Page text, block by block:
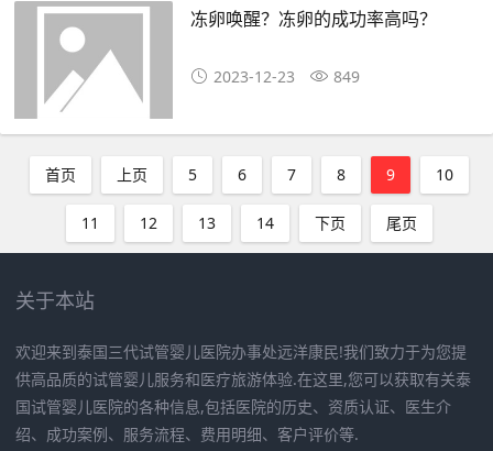
冻卵唤醒？冻卵的成功率高吗？
2023-12-23 849
首页 上页 5 6 7 8 9 10
11 12 13 14 下页 尾页
关于本站
欢迎来到泰国三代试管婴儿医院办事处远洋康民!我们致力于为您提
供高品质的试管婴儿服务和医疗旅游体验.在这里,您可以获取有关泰
国试管婴儿医院的各种信息,包括医院的历史、资质认证、医生介
绍、成功案例、服务流程、费用明细、客户评价等.